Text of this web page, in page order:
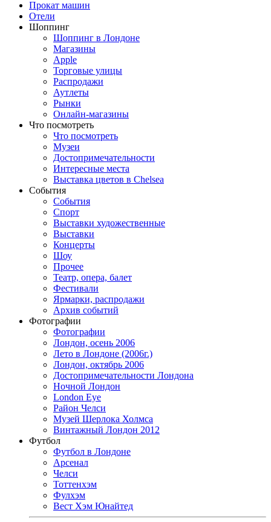
Прокат машин
Отели
Шоппинг
Шоппинг в Лондоне
Магазины
Apple
Торговые улицы
Распродажи
Аутлеты
Рынки
Онлайн-магазины
Что посмотреть
Что посмотреть
Музеи
Достопримечательности
Интересные места
Выставка цветов в Chelsea
События
События
Спорт
Выставки художественные
Выставки
Концерты
Шоу
Прочее
Театр, опера, балет
Фестивали
Ярмарки, распродажи
Архив событий
Фотографии
Фотографии
Лондон, осень 2006
Лето в Лондоне (2006г.)
Лондон, октябрь 2006
Достопримечательности Лондона
Ночной Лондон
London Eye
Район Челси
Музей Шерлока Холмса
Винтажный Лондон 2012
Футбол
Футбол в Лондоне
Арсенал
Челси
Тоттенхэм
Фулхэм
Вест Хэм Юнайтед